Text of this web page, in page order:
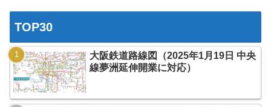
TOP30
大阪鉄道路線図（2025年1月19日 中央
線夢洲延伸開業に対応）